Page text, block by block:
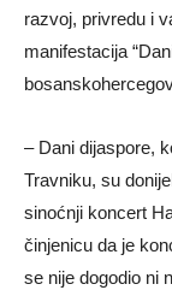
razvoj, privredu i
manifestacija
– Dani dijaspore,
Travniku, su
sinoćnji koncert
činjenicu da je
se nije dogodio ni